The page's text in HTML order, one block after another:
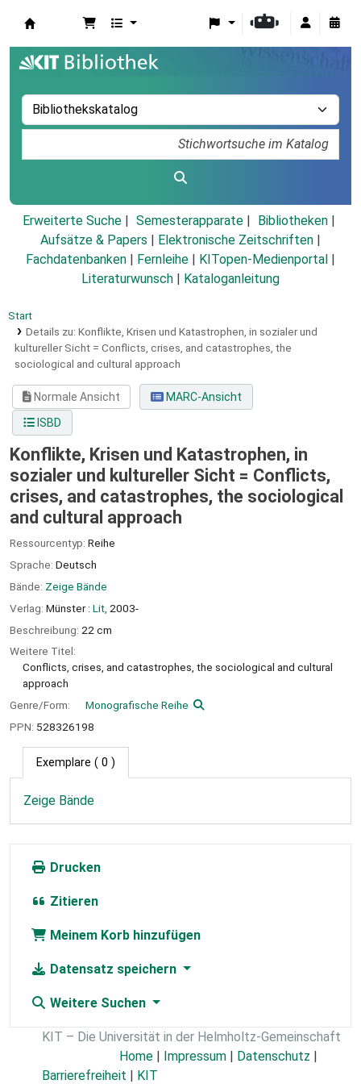
Erweiterte Suche Semesterapparate
Bibliotheken
Aufsätze & Papers
Elektronische Zeitschriften
Fachdatenbanken
Fernleihe KITopen-Medienportal
Literaturwunsch
Kataloganleitung
Start
Details zu: Konflikte, Krisen und Katastrophen, in sozialer und
kultureller Sicht = Conflicts, crises, and catastrophes, the
sociological and cultural approach
Normale Ansicht
MARC-Ansicht
ISBD
Konflikte, Krisen und Katastrophen, in
sozialer und kultureller Sicht = Conflicts,
crises, and catastrophes, the sociological
and cultural approach
Ressourcentyp: Reihe
Sprache: Deutsch
Bände: Zeige Bände
Verlag: Münster : Lit, 2003-
Beschreibung: 22 cm
Weitere Titel:
Conflicts, crises, and catastrophes, the sociological and cultural
approach
Genre/Form:
Monografische Reihe
PPN: 528326198
Exemplare ( 0 )
Zeige Bände
Drucken
Zitieren
Meinem Korb hinzufügen
Datensatz speichern
Weitere Suchen
KIT – Die Universität in der Helmholtz-Gemeinschaft
Home | Impressum | Datenschutz |
Barrierefreiheit | KIT